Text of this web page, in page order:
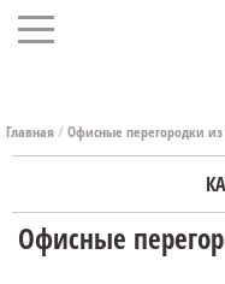
Главная/Офисные перегородки
Офисные